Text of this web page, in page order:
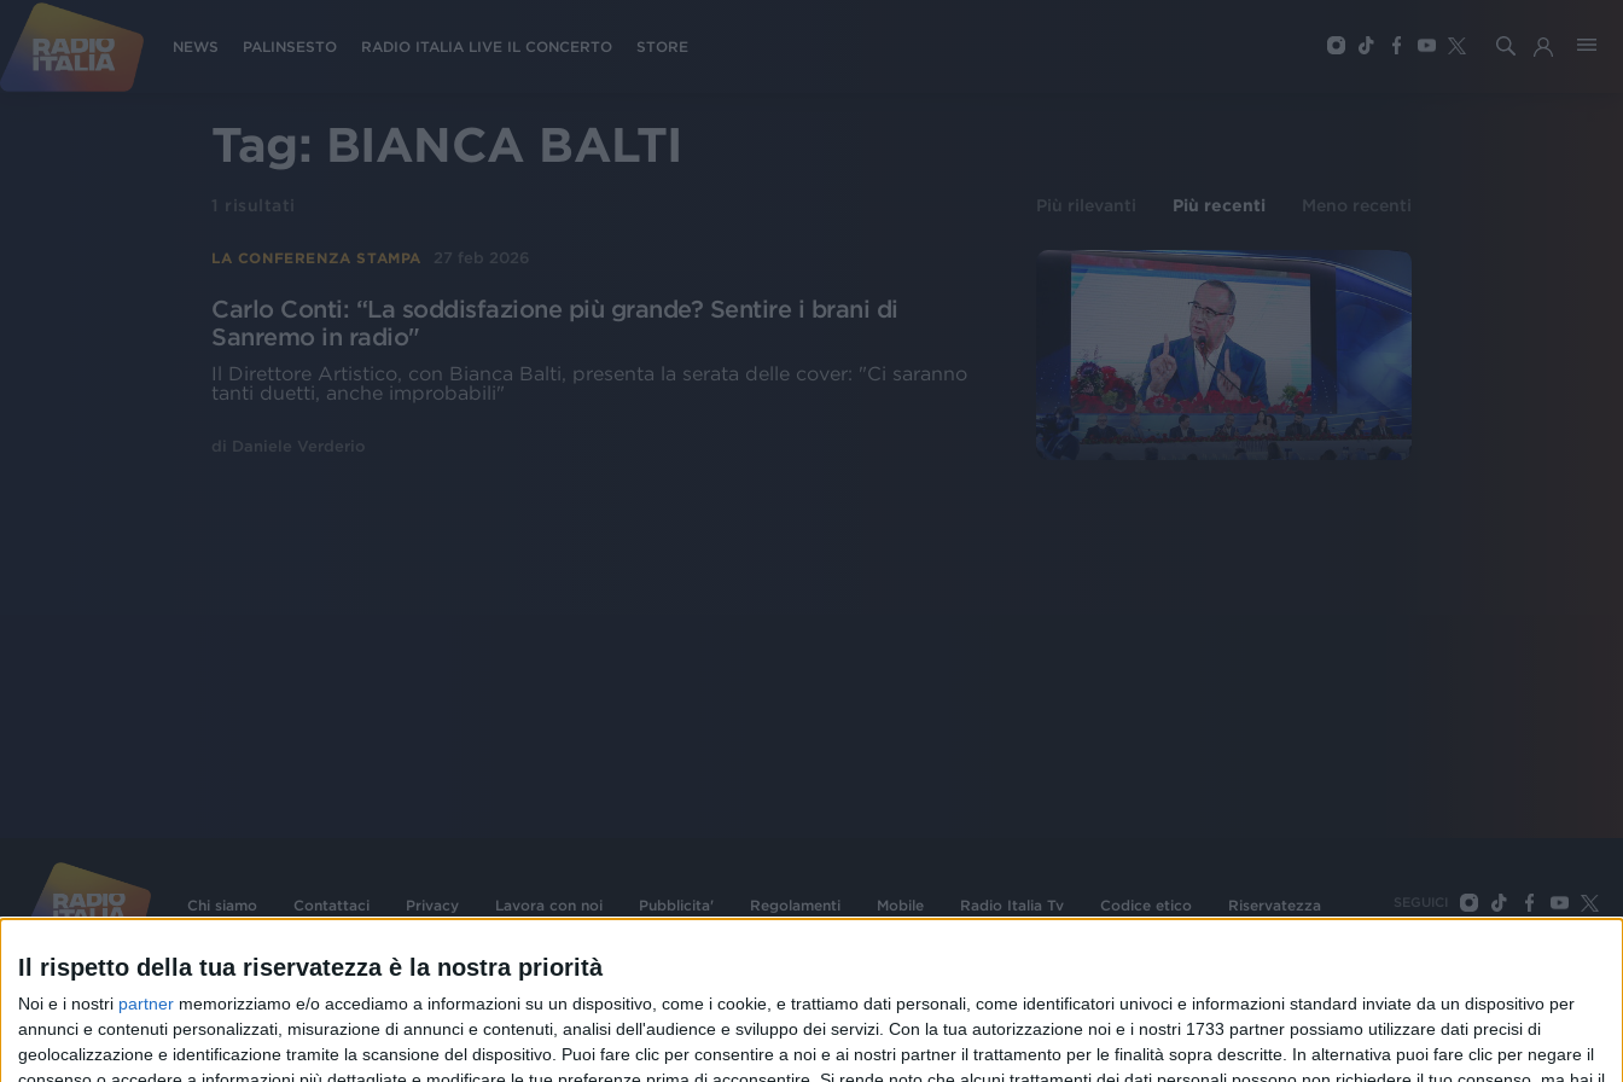
Il rispetto della tua riservatezza è la nostra priorità
Noi e i nostri partner memorizziamo e/o accediamo a informazioni su un dispositivo, come i cookie, e trattiamo dati personali, come identificatori univoci e informazioni standard inviate da un dispositivo per
annunci e contenuti personalizzati, misurazione di annunci e contenuti, analisi dell'audience e sviluppo dei servizi. Con la tua autorizzazione noi e i nostri 1733 partner possiamo utilizzare dati precisi di
geolocalizzazione e identificazione tramite la scansione del dispositivo. Puoi fare clic per consentire a noi e ai nostri partner il trattamento per le finalità sopra descritte. In alternativa puoi fare clic per negare il
NEWS PALINSESTO RADIO ITALIA LIVE IL CONCERTO STORE
Tag: BIANCA BALTI
1 risultati Più rilevanti Più recenti Meno recenti
LA CONFERENZA STAMPA 27 feb 2026
Carlo Conti: “La soddisfazione più grande? Sentire i brani di
Sanremo in radio"
Il Direttore Artistico, con Bianca Balti, presenta la serata delle cover: "Ci saranno
tanti duetti, anche improbabili"
di Daniele Verderio
Chi siamo Contattaci Privacy Lavora con noi Pubblicita' Regolamenti Mobile Radio Italia Tv Codice etico Riservatezza SEGUICI
©2026RADIO ITALIA S.p.A. P.IVA 06832230152 | Tutti i diritti riservati. Per le opere dell'ingegno
contenute nel sito sono stati assolti gli obblighi derivanti dalla normativa dei diritti d'autore e dei diritti
connessi.
Capitale Sociale € 580.000,00 interamente versato. Iscr. Reg. Imprese Milano - C.F. e n° iscrizione
Sede Amministrativa: Viale Europa 49, 20093 Cologno Monzese (Mi) |Tel. +39 02 254441 | Fax +39
02 25444220
Sede Legale: Via Savona 97, 20144 Milano
TORNA SU